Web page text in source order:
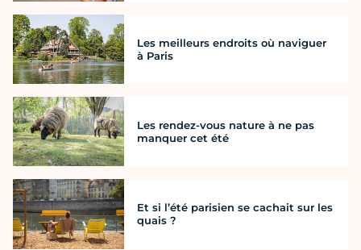
Les meilleurs endroits où naviguer
à Paris
Les rendez-vous nature à ne pas
manquer cet été
Et si l’été parisien se cachait sur les
quais ?